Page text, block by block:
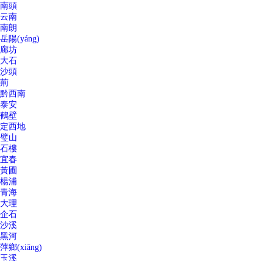
南頭
云南
南朗
岳陽(yáng)
廊坊
大石
沙頭
荊
黔西南
泰安
鶴壁
定西地
璧山
石樓
宜春
黃圃
楊浦
青海
大理
企石
沙溪
黑河
萍鄉(xiāng)
玉溪